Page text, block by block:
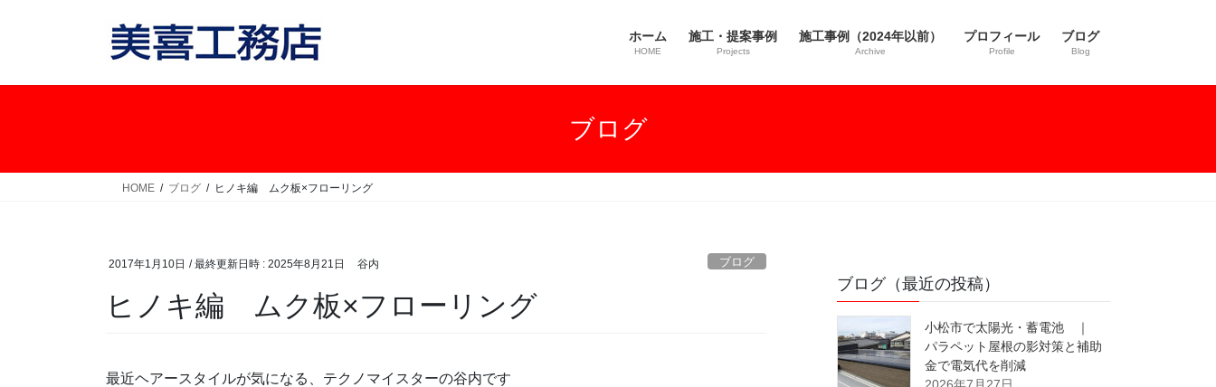
ホーム
HOME
施工・提案事例
Projects
施工事例（2024年以前）
Archive
プロフィール
Profile
ブログ
Blog
ブログ
HOME ブログ ヒノキ編 ムク板×フローリング
2017年1月10日 / 最終更新日時 : 2025年8月21日 谷内 ブログ
ヒノキ編 ムク板×フローリング
最近ヘアースタイルが気になる、テクノマイスターの谷内です
ブログ（最近の投稿）
小松市で太陽光・蓄電池 ｜
パラペット屋根の影対策と補助
金で電気代を削減